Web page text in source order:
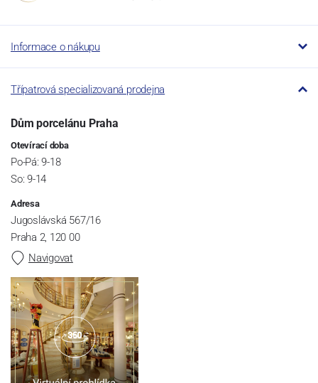
Informace o nákupu
Třípatrová specializovaná prodejna
Dům porcelánu Praha
Otevírací doba
Po-Pá: 9-18
So: 9-14
Adresa
Jugoslávská 567/16
Praha 2, 120 00
Navigovat